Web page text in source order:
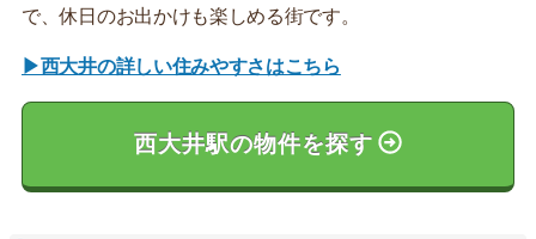
で、休日のお出かけも楽しめる街です。
▶西大井の詳しい住みやすさはこちら
西大井駅の物件を探す